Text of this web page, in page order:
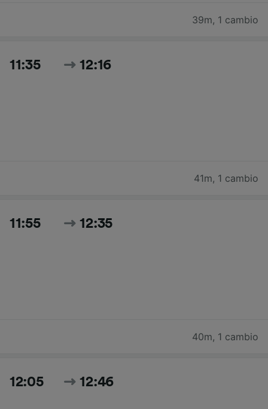
39m, 1 cambio
11:35 12:16
41m, 1 cambio
11:55 12:35
40m, 1 cambio
12:05 12:46